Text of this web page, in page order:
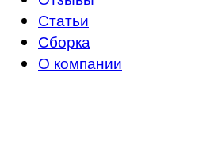
Статьи
Сборка
О компании